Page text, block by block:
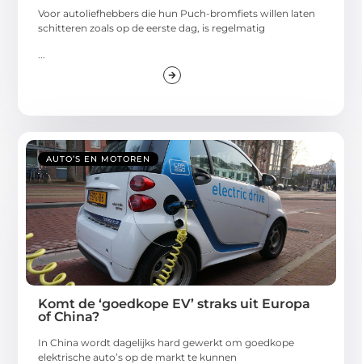
Voor autoliefhebbers die hun Puch-bromfiets willen laten
schitteren zoals op de eerste dag, is regelmatig
AUTO’S EN MOTOREN
Komt de ‘goedkope EV’ straks uit Europa
of China?
In China wordt dagelijks hard gewerkt om goedkope
elektrische auto’s op de markt te kunnen